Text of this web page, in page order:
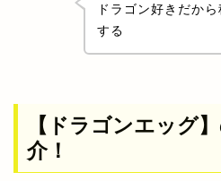
ドラゴン好きだか
する
【ドラゴンエッグ
介！